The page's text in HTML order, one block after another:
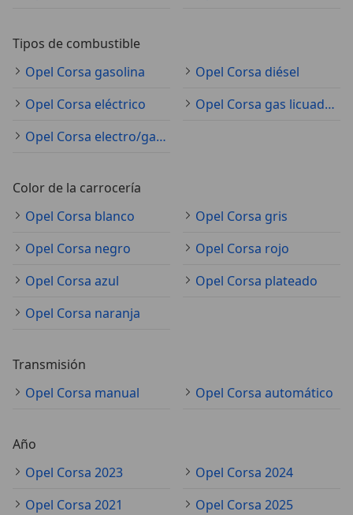
Tipos de combustible
Opel Corsa gasolina
Opel Corsa diésel
Opel Corsa eléctrico
Opel Corsa gas licuado (GLP)
Opel Corsa electro/gasolina
Color de la carrocería
Opel Corsa blanco
Opel Corsa gris
Opel Corsa negro
Opel Corsa rojo
Opel Corsa azul
Opel Corsa plateado
Opel Corsa naranja
Transmisión
Opel Corsa manual
Opel Corsa automático
Año
Opel Corsa 2023
Opel Corsa 2024
Opel Corsa 2021
Opel Corsa 2025